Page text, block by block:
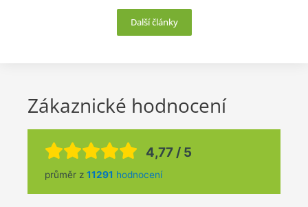
Další články
Zákaznické hodnocení
4,77 / 5
průměr z 11291 hodnocení